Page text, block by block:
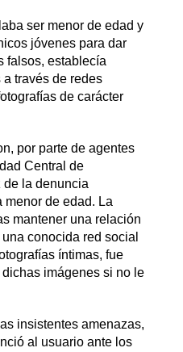
ser menor de edad y
jóvenes para dar
falsos, establecía
través de redes
de carácter
por parte de agentes
Central de
la denuncia
menor de edad. La
mantener una relación
conocida red social
íntimas, fue
imágenes si no le
insistentes amenazas,
al usuario ante los